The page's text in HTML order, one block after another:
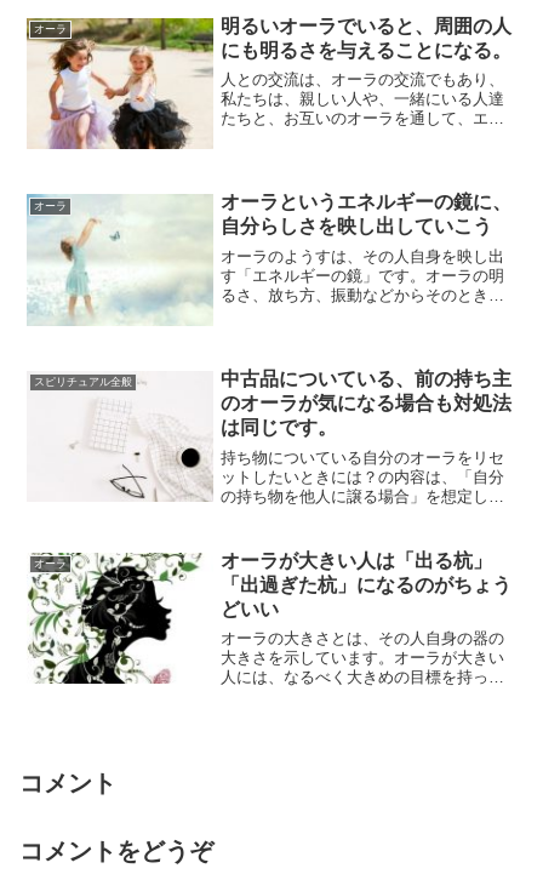
オーラ
明るいオーラでいると、周囲の人
にも明るさを与えることになる。
人との交流は、オーラの交流でもあり、
私たちは、親しい人や、一緒にいる人達
たちと、お互いのオーラを通して、エネ
オーラ
オーラというエネルギーの鏡に、
自分らしさを映し出していこう
オーラのようすは、その人自身を映し出
す「エネルギーの鏡」です。オーラの明
るさ、放ち方、振動などからそのときの
スピリチュアル全般
中古品についている、前の持ち主
のオーラが気になる場合も対処法
は同じです。
持ち物についている自分のオーラをリセ
ットしたいときには？の内容は、「自分
の持ち物を他人に譲る場合」を想定して
オーラ
オーラが大きい人は「出る杭」
「出過ぎた杭」になるのがちょう
どいい
オーラの大きさとは、その人自身の器の
大きさを示しています。オーラが大きい
人には、なるべく大きめの目標を持って
コメント
コメントをどうぞ